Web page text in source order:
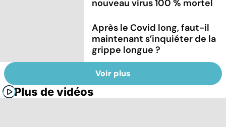
nouveau virus 100 % mortel
Après le Covid long, faut-il
maintenant s’inquiéter de la
grippe longue ?
Voir plus
Plus de vidéos